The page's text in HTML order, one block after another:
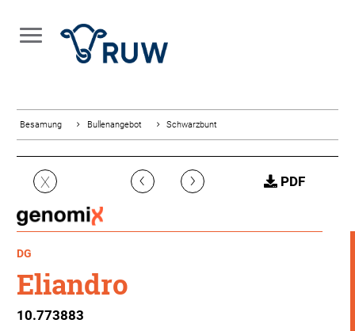
Besamung Bullenangebot Schwarzbunt
X ‹ › PDF
DG
Eliandro
10.773883